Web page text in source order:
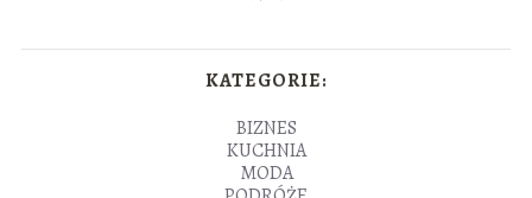
KATEGORIE:
BIZNES
KUCHNIA
MODA